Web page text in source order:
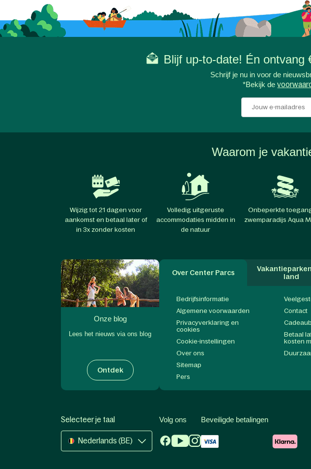
Blijf up-to-date! Én ontvang
Schrijf je nu in voor de
*Bekijk de
Waarom je
Wijzig tot 21 dagen voor
aankomst en betaal later of
in 3x zonder kosten
Volledig uitgeruste
accommodaties midden in
de natuur
Onbeperkte
zwemparadijs Aqua
Onze blog
Lees het nieuws via ons blog
Ontdek
Over Center Parcs
land
Bedrijfsinformatie
Algemene voorwaarden
Privacyverklaring en
cookies
Cookie-instellingen
Over ons
Sitemap
Pers
Contact
Betaal
kosten
Selecteer je taal
Nederlands (BE)
Volg ons Beveiligde betalingen